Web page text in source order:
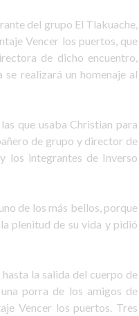
del grupo El Tlakuache,
Vencer los puertos, que
de dicho encuentro,
realizará un homenaje al
que usaba Christian para
de grupo y director de
los integrantes de Inverso
de los más bellos, porque
plenitud de su vida y pidió
la salida del cuerpo de
porra de los amigos de
Vencer los puertos. Tres